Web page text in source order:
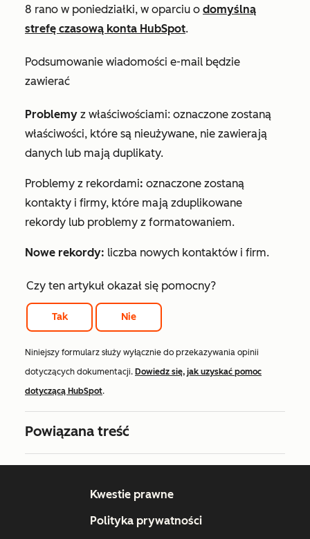
8 rano w poniedziałki, w oparciu o domyślną
strefę czasową konta HubSpot.
Podsumowanie wiadomości e-mail będzie
zawierać
Problemy z właściwościami: oznaczone zostaną
właściwości, które są nieużywane, nie zawierają
danych lub mają duplikaty.
Problemy z rekordami: oznaczone zostaną
kontakty i firmy, które mają zduplikowane
rekordy lub problemy z formatowaniem.
Nowe rekordy: liczba nowych kontaktów i firm.
Czy ten artykuł okazał się pomocny?
Tak Nie
Niniejszy formularz służy wyłącznie do przekazywania opinii
dotyczących dokumentacji. Dowiedz się, jak uzyskać pomoc
dotyczącą HubSpot.
Powiązana treść
Kwestie prawne
Polityka prywatności